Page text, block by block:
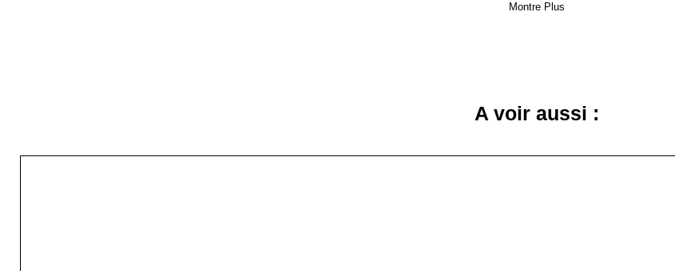
Montre Plus
A voir aussi :